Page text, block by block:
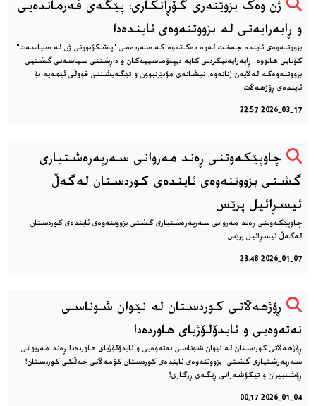
ژن وەک بزوێنەری گۆڕانکاری: پێگەی فەرماندەیی
و ڕابەرایەتی لە بزووتنەوەی ئایندەدا
بزووتنەوەی ئایندە جەخت لەوە دەکاتەوە کە سەردەمی "پاشکۆبوونی ژن لە سیاسەت"
کۆتایی هاتووە. ڕابەرایەتیکردنی کایە دیپلۆماسییەکان و داڕشتنی سیاسەتی گشتیی
بزووتنەوەکە لەلایەن ژنانەوە، نیشانەی مۆدێرنبوون و تێگەیشتنی قووڵی ئێمەیە بۆ
ئایندەی ڕۆژهەڵات.
2026-03-17 22:57
چاوپێکەوتنی ڕەند مەروانی سەرپەرەشتیاری
گشتی بزووتنەوەی ئایندەی کوردستان لەگەڵ
ئیسڕائیل پرێس
چاوپێکەوتنی ڕەند مەروانی سەرپەرەشتیاری گشتی بزووتنەوەی ئایندەی کوردستان
لەگەڵ ئیسڕائیل پرێس
2026-01-07 23:48
ڕۆژهەڵاتی کوردستان لە نێوان شوناسی
نەتەوەیی و ئایدۆلۆژیای هاوردەدا
ڕۆژهەڵاتی کوردستان لە نێوان شوناسی نەتەوەیی و ئایدۆلۆژیای هاوردەدا ڕەند مەریوانی
سەرپەرشتیاری گشتی بزووتنەوەی ئایندەی کوردستان کۆمەڵانی خەڵکی کوردستان!
ڕۆشنبیران و تێکۆشەرانی ڕێگەی ڕزگاری!
2026-01-04 00:17